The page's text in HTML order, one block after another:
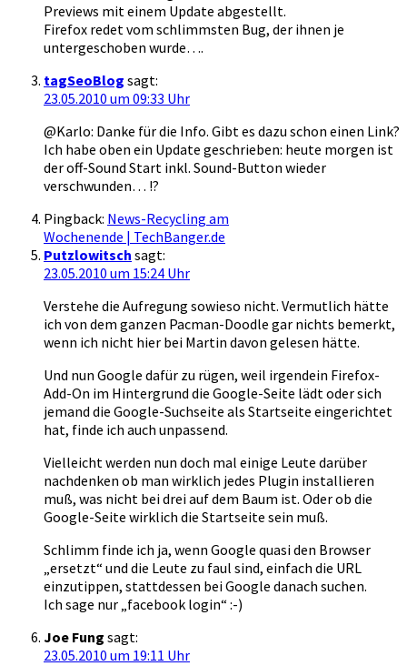
Previews mit einem Update abgestellt.
Firefox redet vom schlimmsten Bug, der ihnen je
untergeschoben wurde….
tagSeoBlog sagt:
23.05.2010 um 09:33 Uhr
@Karlo: Danke für die Info. Gibt es dazu schon einen Link?
Ich habe oben ein Update geschrieben: heute morgen ist
der off-Sound Start inkl. Sound-Button wieder
verschwunden… !?
Pingback: News-Recycling am
Wochenende | TechBanger.de
Putzlowitsch sagt:
23.05.2010 um 15:24 Uhr
Verstehe die Aufregung sowieso nicht. Vermutlich hätte
ich von dem ganzen Pacman-Doodle gar nichts bemerkt,
wenn ich nicht hier bei Martin davon gelesen hätte.
Und nun Google dafür zu rügen, weil irgendein Firefox-
Add-On im Hintergrund die Google-Seite lädt oder sich
jemand die Google-Suchseite als Startseite eingerichtet
hat, finde ich auch unpassend.
Vielleicht werden nun doch mal einige Leute darüber
nachdenken ob man wirklich jedes Plugin installieren
muß, was nicht bei drei auf dem Baum ist. Oder ob die
Google-Seite wirklich die Startseite sein muß.
Schlimm finde ich ja, wenn Google quasi den Browser
„ersetzt“ und die Leute zu faul sind, einfach die URL
einzutippen, stattdessen bei Google danach suchen.
Ich sage nur „facebook login“ :-)
Joe Fung sagt:
23.05.2010 um 19:11 Uhr